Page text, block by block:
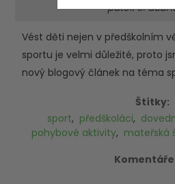
-pátek 5.
Vést děti nejen v předškolním
sportu je velmi důležité, proto
nový blogový článek na téma
Štítky:
sport, předškoláci,
pohybové aktivity, mateřská